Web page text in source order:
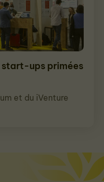
start-ups primées
et du iVenture